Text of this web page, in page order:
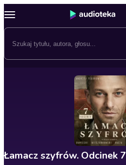
Łamacz szyfrów. Odcinek 7